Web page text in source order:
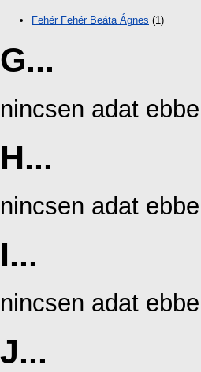
Fehér Fehér Beáta Ágnes (1)
G...
nincsen adat
H...
nincsen adat
I...
nincsen adat
J...